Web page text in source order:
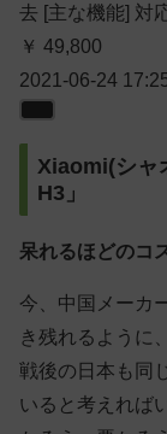
去 [主な機能] 対
￥ 49,800
2021-06-24
Xiaomi(シャ
H3」
呆れるほどのコ
今、中国メーカ
き残れるように
戦後の日本も同
いると考えれば